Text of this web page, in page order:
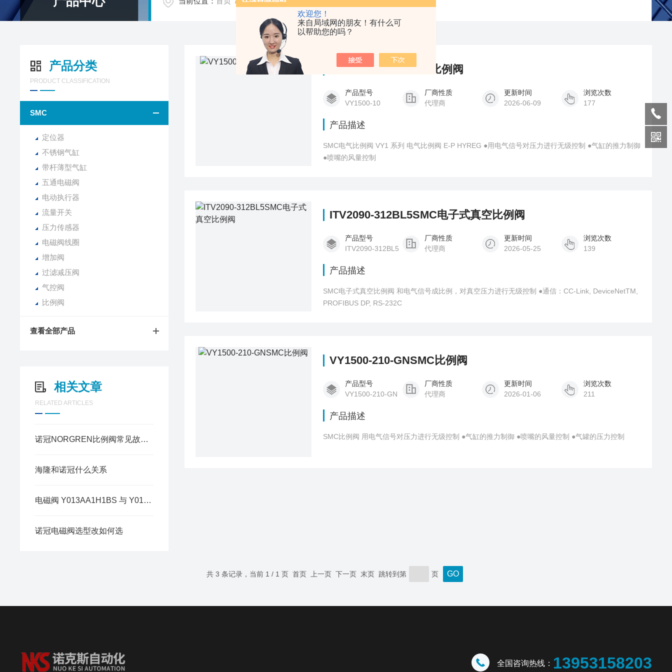
欢迎您！
来自局域网的朋友！有什么可
以帮助您的吗？
产品分类
PRODUCT CLASSIFICATION
SMC
定位器
不锈钢气缸
带杆薄型气缸
五通电磁阀
电动执行器
流量开关
压力传感器
电磁阀线圈
增加阀
过滤减压阀
气控阀
比例阀
查看全部产品
相关文章
RELATED ARTICLES
诺冠NORGREN比例阀常见故障排查与调试方法
海隆和诺冠什么关系
电磁阀 Y013AA1H1BS 与 Y013AA1H1BS072 完整区别
诺冠电磁阀选型改如何选
VY1500-10SMC电气比例阀
产品型号
VY1500-10
厂商性质
代理商
更新时间
2026-06-09
浏览次数
177
产品描述
SMC电气比例阀 VY1 系列 电气比例阀 E-P HYREG ●用电气信号对压力进行无级控制 ●气缸的推力制御
●喷嘴的风量控制
ITV2090-312BL5SMC电子式真空比例阀
产品型号
ITV2090-312BL5
厂商性质
代理商
更新时间
2026-05-25
浏览次数
139
产品描述
SMC电子式真空比例阀 和电气信号成比例，对真空压力进行无级控制 ●通信：CC-Link, DeviceNetTM,
PROFIBUS DP, RS-232C
VY1500-210-GNSMC比例阀
产品型号
VY1500-210-GN
厂商性质
代理商
更新时间
2026-01-06
浏览次数
211
产品描述
SMC比例阀 用电气信号对压力进行无级控制 ●气缸的推力制御 ●喷嘴的风量控制 ●气罐的压力控制
共 3 条记录，当前 1 / 1 页 首页 上一页 下一页 末页 跳转到第 页
全国咨询热线： 13953158203